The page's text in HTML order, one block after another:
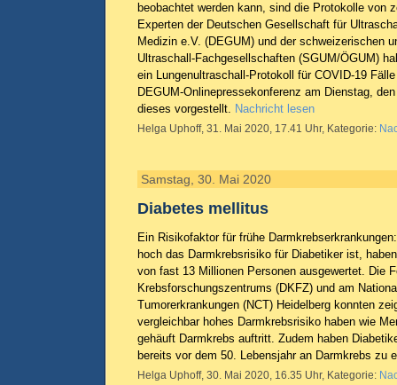
beobachtet werden kann, sind die Protokolle von
Experten der Deutschen Gesellschaft für
Medizin e.V. (DEGUM) und der schweizerischen
Ultraschall-Fachgesellschaften (SGUM/ÖGUM)
ein Lungenultraschall-Protokoll für COVID-19
DEGUM-Onlinepressekonferenz am Dienstag,
dieses vorgestellt. Nachricht lesen
Helga Uphoff, 31. Mai 2020, 17.41 Uhr, Kategorie:
Samstag, 30. Mai 2020
Diabetes mellitus
Ein Risikofaktor für frühe
hoch das Darmkrebsrisiko für Diabetiker ist,
von fast 13 Millionen Personen ausgewertet. Die
Krebsforschungszentrums (DKFZ) und am
Tumorerkrankungen (NCT) Heidelberg konnten
vergleichbar hohes Darmkrebsrisiko haben wie
gehäuft Darmkrebs auftritt. Zudem haben
bereits vor dem 50. Lebensjahr an Darmkrebs zu
Helga Uphoff, 30. Mai 2020, 16.35 Uhr, Kategorie: